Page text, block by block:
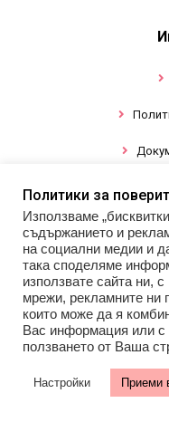
Политики за
Използваме
съдържанието и
на социални медии и
така споделяме
използвате сайта ни,
мрежи, рекламните ни
които може да я
Вас информация или с
ползването от Ваша
Настройки Приеми